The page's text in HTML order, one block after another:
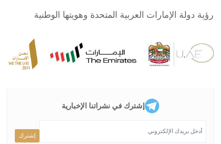
رؤية دولة الإمارات العربية المتحدة وهويتها الوطنية
إشترك في نشراتنا الإخبارية
إشترك